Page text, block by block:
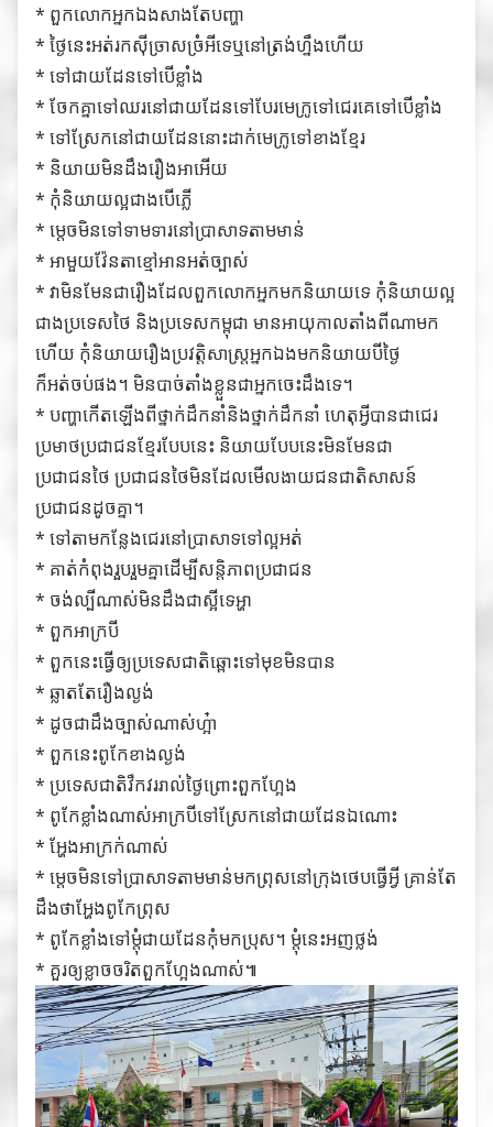
* ពួកលោកអ្នកឯងសាងតែបញ្ហា
* ថ្ងៃនេះអត់រកស៊ីច្រាសច្រំអីទេឬនៅត្រង់ហ្នឹងហើយ
* ទៅជាយដែនទៅបើខ្លាំង
* ចែកគ្នាទៅឈរនៅជាយដែនទៅបែរមេក្រូទៅជេរគេទៅបើខ្លាំង
* ទៅស្រែកនៅជាយដែននោះដាក់មេក្រូទៅខាងខ្មែរ
* និយាយមិនដឹងរឿងអាអើយ
* កុំនិយាយល្អជាងបើភ្លើ
* ម្ដេចមិនទៅទាមទារនៅប្រាសាទតាមមាន់
* អាមួយវ៉ែនតាខ្មៅអានអត់ច្បាស់
* វាមិនមែនជារឿងដែលពួកលោកអ្នកមកនិយាយទេ កុំនិយាយល្អ
ជាងប្រទេសថៃ និងប្រទេសកម្ពុជា មានអាយុកាលតាំងពីណាមក
ហើយ កុំនិយាយរឿងប្រវត្តិសាស្រ្តអ្នកឯងមកនិយាយបីថ្ងៃ
ក៏អត់ចប់ផង។ មិនបាច់តាំងខ្លួនជាអ្នកចេះដឹងទេ។
* បញ្ហាកើតឡើងពីថ្នាក់ដឹកនាំនិងថ្នាក់ដឹកនាំ ហេតុអ្វីបានជាជេរ
ប្រមាថប្រជាជនខ្មែរបែបនេះ និយាយបែបនេះមិនមែនជា
ប្រជាជនថៃ ប្រជាជនថៃមិនដែលមើលងាយជនជាតិសាសន៍
ប្រជាជនដូចគ្នា។
* ទៅតាមកន្លែងជេរនៅប្រាសាទទៅល្អអត់
* គាត់កំពុងរួបរួមគ្នាដើម្បីសន្តិភាពប្រជាជន
* ចង់ល្បីណាស់មិនដឹងជាស្អីទេអ្ហា
* ពួកអាក្របី
* ពួកនេះធ្វើឲ្យប្រទេសជាតិឆ្ពោះទៅមុខមិនបាន
* ឆ្លាតតែរឿងល្ងង់
* ដូចជាដឹងច្បាស់ណាស់ហ្អ៎ា
* ពួកនេះពូកែខាងល្ងង់
* ប្រទេសជាតិវឹកវររាល់ថ្ងៃព្រោះពួកហ្អែង
* ពូកែខ្លាំងណាស់អាក្របីទៅស្រែកនៅជាយដែនឯណោះ
* អ្ហែងអាក្រក់ណាស់
* ម្ដេចមិនទៅប្រាសាទតាមមាន់មកព្រុសនៅក្រុងថេបធ្វើអ្វី គ្រាន់តែ
ដឹងថាអ្ហែងពូកែព្រុស
* ពូកែខ្លាំងទៅម្ដុំជាយដែនកុំមកប្រុស។ ម្ដុំនេះអញថ្លង់
* គួរឲ្យខ្លាចចរិតពួកហ្អែងណាស់៕